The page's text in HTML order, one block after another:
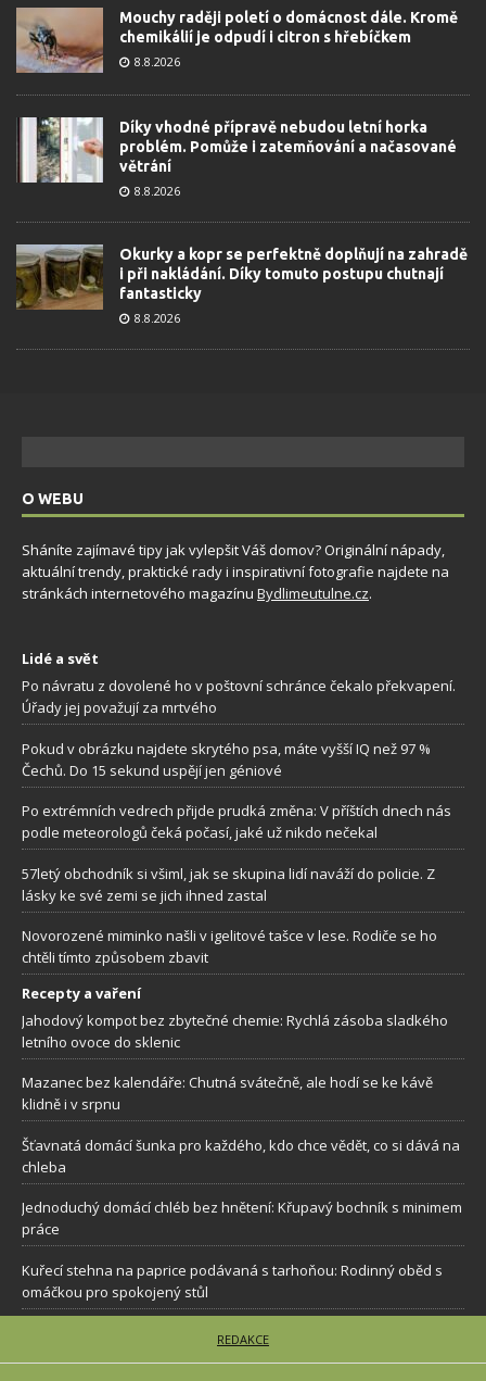
Mouchy raději poletí o domácnost dále. Kromě
chemikálií je odpudí i citron s hřebíčkem
8.8.2026
Díky vhodné přípravě nebudou letní horka
problém. Pomůže i zatemňování a načasované
větrání
8.8.2026
Okurky a kopr se perfektně doplňují na zahradě
i při nakládání. Díky tomuto postupu chutnají
fantasticky
8.8.2026
O WEBU
Sháníte zajímavé tipy jak vylepšit Váš domov? Originální nápady,
aktuální trendy, praktické rady i inspirativní fotografie najdete na
stránkách internetového magazínu Bydlimeutulne.cz.
Lidé a svět
Po návratu z dovolené ho v poštovní schránce čekalo překvapení.
Úřady jej považují za mrtvého
Pokud v obrázku najdete skrytého psa, máte vyšší IQ než 97 %
Čechů. Do 15 sekund uspějí jen géniové
Po extrémních vedrech přijde prudká změna: V příštích dnech nás
podle meteorologů čeká počasí, jaké už nikdo nečekal
57letý obchodník si všiml, jak se skupina lidí naváží do policie. Z
lásky ke své zemi se jich ihned zastal
Novorozené miminko našli v igelitové tašce v lese. Rodiče se ho
chtěli tímto způsobem zbavit
Recepty a vaření
Jahodový kompot bez zbytečné chemie: Rychlá zásoba sladkého
letního ovoce do sklenic
Mazanec bez kalendáře: Chutná svátečně, ale hodí se ke kávě
klidně i v srpnu
Šťavnatá domácí šunka pro každého, kdo chce vědět, co si dává na
chleba
Jednoduchý domácí chléb bez hnětení: Křupavý bochník s minimem
práce
Kuřecí stehna na paprice podávaná s tarhoňou: Rodinný oběd s
omáčkou pro spokojený stůl
REDAKCE